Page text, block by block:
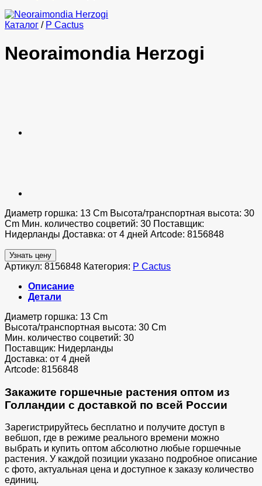
Каталог / P Cactus
Neoraimondia Herzogi
Диаметр горшка: 13 Cm Высота/транспортная высота: 30
Cm Мин. количество соцветий: 30 Поставщик:
Нидерланды Доставка: от 4 дней Artcode: 8156848
Узнать цену
Артикул: 8156848 Категория: P Cactus
Описание
Детали
Диаметр горшка: 13 Cm
Высота/транспортная высота: 30 Cm
Мин. количество соцветий: 30
Поставщик: Нидерланды
Доставка: от 4 дней
Artcode: 8156848
Закажите горшечные растения оптом из
Голландии с доставкой по всей России
Зарегистрируйтесь бесплатно и получите доступ в
вебшоп, где в режиме реального времени можно
выбрать и купить оптом абсолютно любые горшечные
растения. У каждой позиции указано подробное описание
с фото, актуальная цена и доступное к заказу количество
единиц.